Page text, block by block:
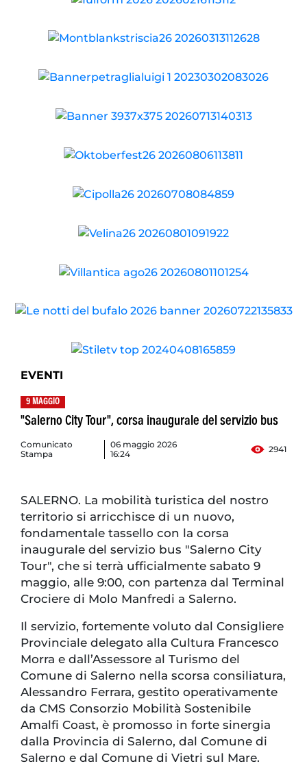
EVENTI
9 MAGGIO
"Salerno City Tour", corsa inaugurale del servizio bus
Comunicato
Stampa
06 maggio 2026
16:24
2941
SALERNO. La mobilità turistica del nostro
territorio si arricchisce di un nuovo,
fondamentale tassello con la corsa
inaugurale del servizio bus "Salerno City
Tour", che si terrà ufficialmente sabato 9
maggio, alle 9:00, con partenza dal Terminal
Crociere di Molo Manfredi a Salerno.
Il servizio, fortemente voluto dal Consigliere
Provinciale delegato alla Cultura Francesco
Morra e dall’Assessore al Turismo del
Comune di Salerno nella scorsa consiliatura,
Alessandro Ferrara, gestito operativamente
da CMS Consorzio Mobilità Sostenibile
Amalfi Coast, è promosso in forte sinergia
dalla Provincia di Salerno, dal Comune di
Salerno e dal Comune di Vietri sul Mare.